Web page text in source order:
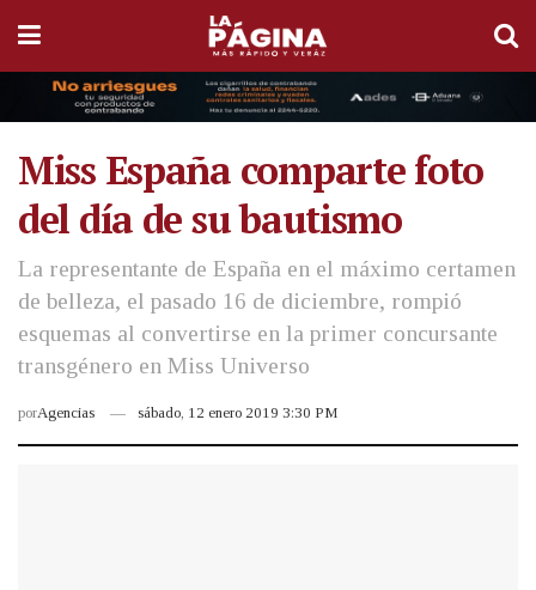
Miss España comparte foto
del día de su bautismo
La representante de España en el máximo certamen
de belleza, el pasado 16 de diciembre, rompió
esquemas al convertirse en la primer concursante
transgénero en Miss Universo
porAgencias sábado, 12 enero 2019 3:30 PM